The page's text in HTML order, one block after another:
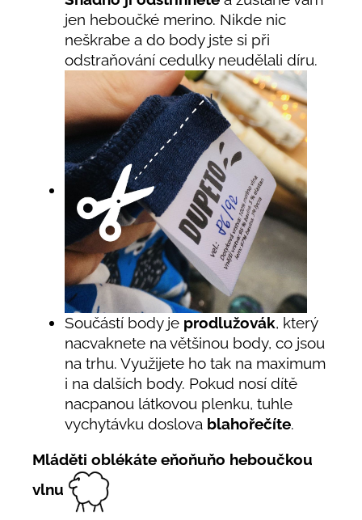
jen heboučké merino. Nikde nic
neškrabe a do body jste si při
odstraňování cedulky neudělali díru.
Součástí body je prodlužovák, který
nacvaknete na většinou body, co jsou
na trhu. Využijete ho tak na maximum
i na dalších body. Pokud nosí dítě
nacpanou látkovou plenku, tuhle
vychytávku doslova blahořečíte.
Mláděti oblékáte eňoňuňo heboučkou
vlnu